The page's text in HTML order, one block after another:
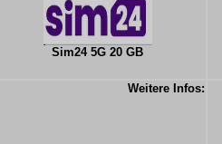
Sim24 5G 20 GB
Weitere Infos: